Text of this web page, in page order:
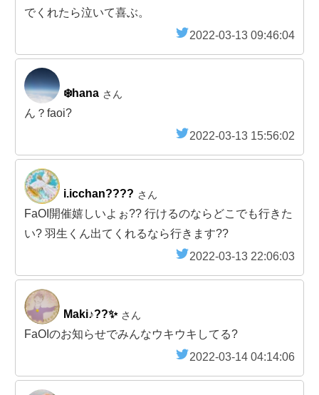
でくれたら泣いて喜ぶ。
2022-03-13 09:46:04
❄️hana さん
ん？faoi?
2022-03-13 15:56:02
i.icchan???? さん
FaOI開催嬉しいよぉ?? 行けるのならどこでも行きた
い? 羽生くん出てくれるなら行きます??
2022-03-13 22:06:03
Maki♪??✨ さん
FaOIのお知らせでみんなウキウキしてる?
2022-03-14 04:14:06